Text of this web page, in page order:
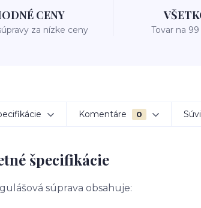
CENY
za nízke ceny Tovar na
Komentáre 0
špecifikácie
súprava obsahuje: